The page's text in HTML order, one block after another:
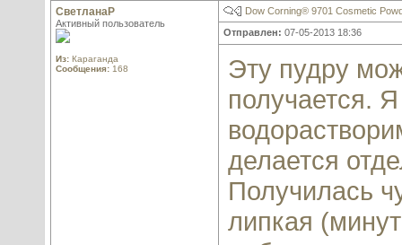
СветланаР
Активный пользователь
Из: Караганда
Сообщения: 168
Dow Corning® 9701 Cosmetic
Отправлен: 07-05-2013 18:36
Эту пудру
получается.
делается
Получилась
липкая